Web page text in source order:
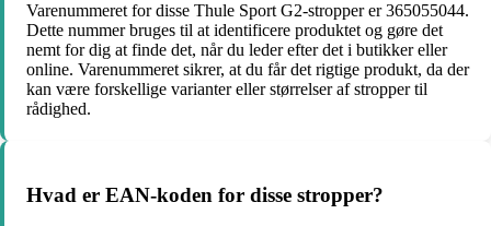
Varenummeret for disse Thule Sport G2-stropper er 365055044.
Dette nummer bruges til at identificere produktet og gøre det
nemt for dig at finde det, når du leder efter det i butikker eller
online. Varenummeret sikrer, at du får det rigtige produkt, da der
kan være forskellige varianter eller størrelser af stropper til
rådighed.
Hvad er EAN-koden for disse stropper?